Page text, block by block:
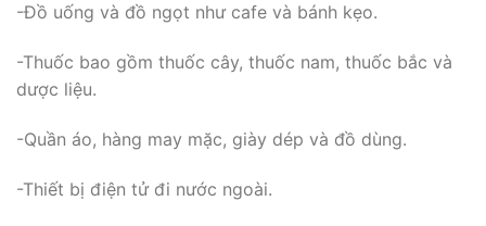
-Đồ uống và đồ ngọt như cafe và bánh kẹo.
-Thuốc bao gồm thuốc cây, thuốc nam, thuốc bắc và
dược liệu.
-Quần áo, hàng may mặc, giày dép và đồ dùng.
-Thiết bị điện tử đi nước ngoài.